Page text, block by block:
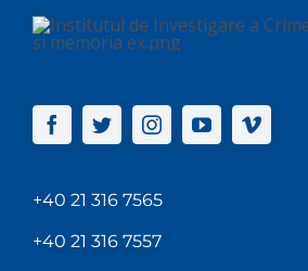
+40 21 316 7565
+40 21 316 7557